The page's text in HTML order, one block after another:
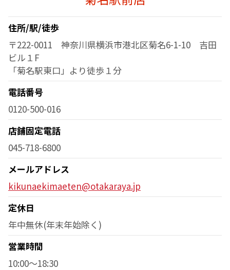
住所/駅/徒歩
〒222-0011 神奈川県横浜市港北区菊名6-1-10 吉田
ビル１F
「菊名駅東口」より徒歩１分
電話番号
0120-500-016
店舗固定電話
045-718-6800
メールアドレス
kikunaekimaeten@otakaraya.jp
定休日
年中無休(年末年始除く)
営業時間
10:00～18:30